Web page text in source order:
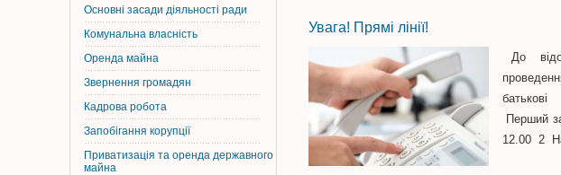
Основні засади діяльності ради
Комунальна власність
Оренда майна
Звернення громадян
Кадрова робота
Запобігання корупції
Приватизація та оренда державного
майна
Увага! Прямі лінії!
До
Перший
12.00 2